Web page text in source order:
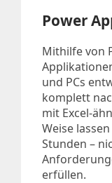
Power
Mithilfe von
und PCs
komplett
mit Excel-
Weise
Stunden –
erfüllen.